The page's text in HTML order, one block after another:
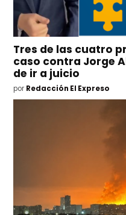
Tres de las cuatro
caso contra Jorge
de ir a juicio
por Redacción El Expreso